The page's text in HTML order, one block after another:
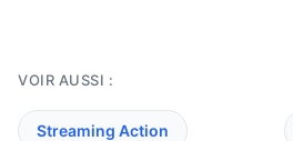
VOIR AUSSI :
Streaming Action